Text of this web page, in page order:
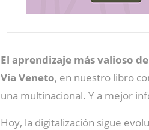
El aprendizaje más valioso
Via Veneto, en nuestro libro
una multinacional. Y a mejor
Hoy, la digitalización sigue